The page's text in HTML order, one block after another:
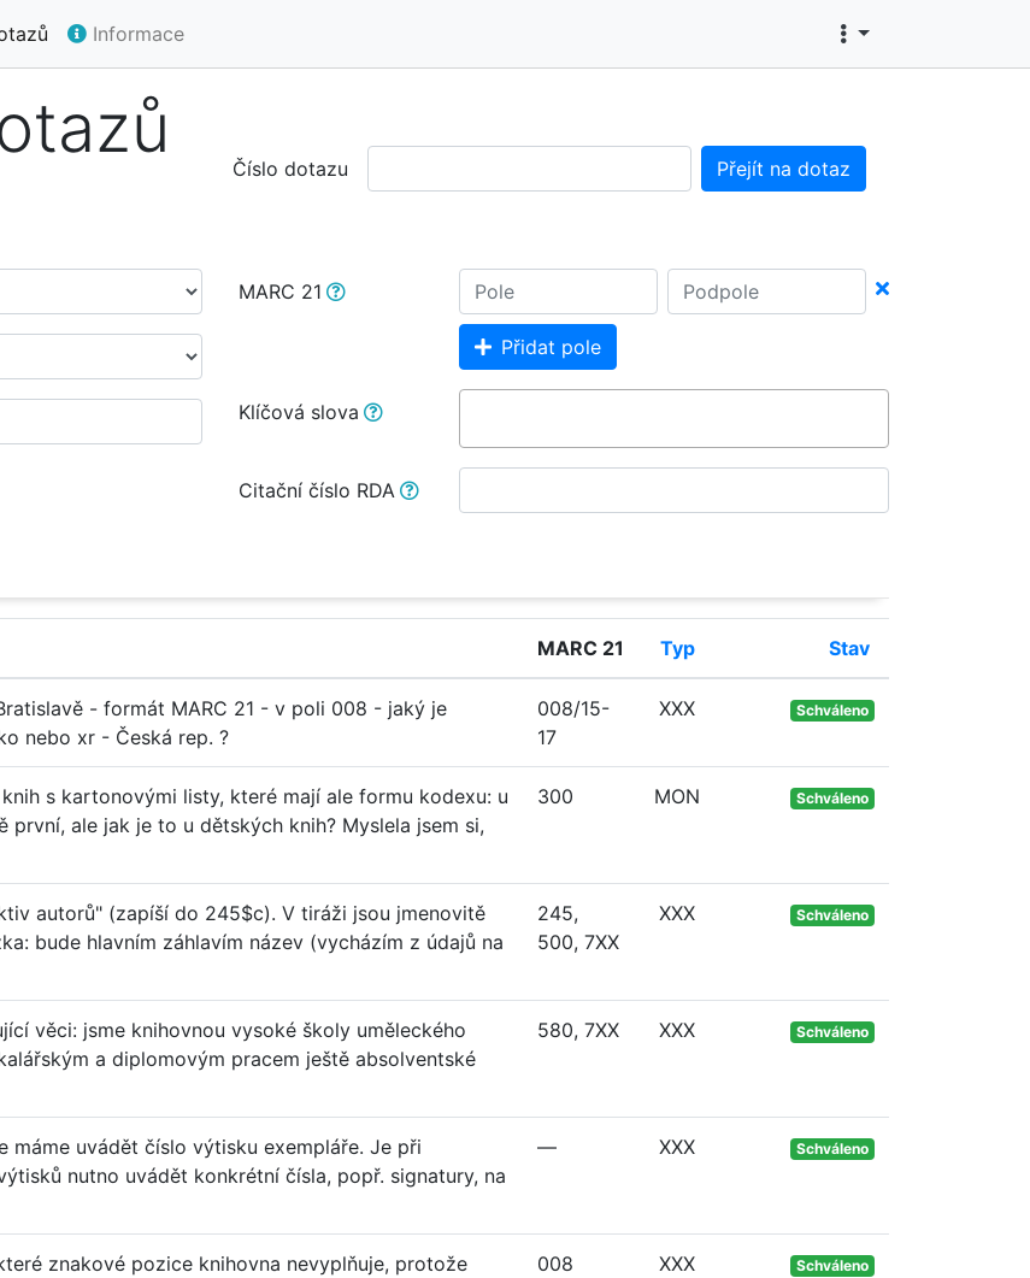
Informace
Číslo dotazu Přejít na dotaz
MARC 21
Přidat pole
Klíčová slova
Citační číslo RDA
MARC 21 Typ Stav
- formát MARC 21 - v poli 008 - jaký je
nebo xr - Česká rep. ?
008/15-
17
XXX Schváleno
s kartonovými listy, které mají ale formu kodexu: u
ale jak je to u dětských knih? Myslela jsem si,
300 MON Schváleno
autorů" (zapíší do 245$c). V tiráži jsou jmenovitě
bude hlavním záhlavím název (vycházím z údajů na
245,
500, 7XX
XXX Schváleno
věci: jsme knihovnou vysoké školy uměleckého
a diplomovým pracem ještě absolventské
580, 7XX XXX Schváleno
máme uvádět číslo výtisku exempláře. Je při
nutno uvádět konkrétní čísla, popř. signatury, na
— XXX Schváleno
znakové pozice knihovna nevyplňuje, protože
008 XXX Schváleno